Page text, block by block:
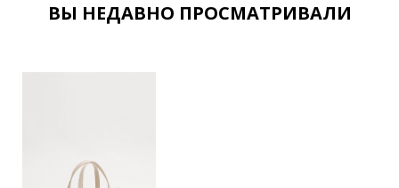
Оптовый склад сумок в Москве
ВЫ НЕДАВНО ПРОСМАТРИВАЛИ